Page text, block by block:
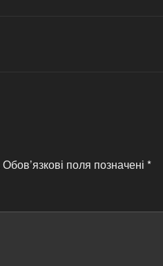
Обов’язкові поля позначені *